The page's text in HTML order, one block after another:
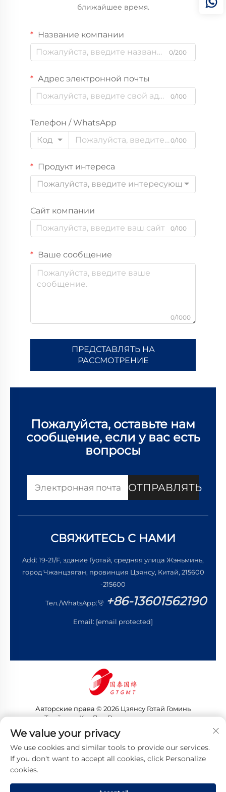
ближайшее время.
Название компании
0/200
Адрес электронной почты
0/100
Телефон / WhatsApp
Код
0/100
Продукт интереса
Пожалуйста, введите интересующий вас
Сайт компании
0/100
Ваше сообщение
0/1000
ПРЕДСТАВЛЯТЬ НА
РАССМОТРЕНИЕ
Пожалуйста, оставьте нам
сообщение, если у вас есть
вопросы
ОТПРАВЛЯТЬ
СВЯЖИТЕСЬ С НАМИ
Add: 19-21/F, здание Гуотай, средняя улица Жэньминь,
город Чжанцзяган, провинция Цзянсу, Китай, 215600
-215600
Тел./WhatsApp: +86-13601562190
Email: [email protected]
Авторские права © 2026 Цзянсу Готай Гоминь
Трейдинг Ко., Лтд. Все права защищены
Политика конфиденциальности
We value your privacy
We use cookies and similar tools to provide our services.
If you don't want to accept all cookies, click Personalize
cookies.